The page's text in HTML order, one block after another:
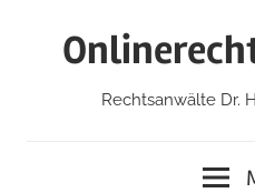
Rechtsanwälte Dr.